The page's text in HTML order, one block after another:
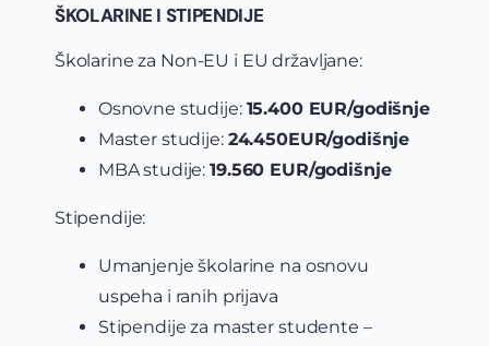
ŠKOLARINE I STIPENDIJE
Školarine za Non-EU i EU državljane:
Osnovne studije: 15.400 EUR/godišnje
Master studije: 24.450EUR/godišnje
MBA studije:19.560 EUR/godišnje
Stipendije:
Umanjenje školarine na osnovu
uspeha i ranih prijava
Stipendije za master studente –